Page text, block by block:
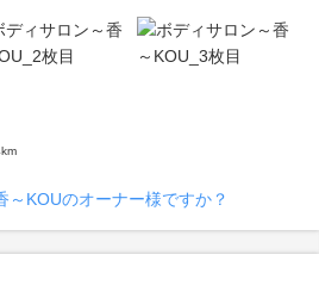
～KOUのオーナー様ですか？